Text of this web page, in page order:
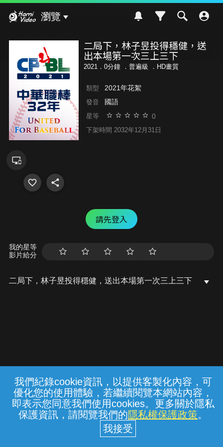
我們紀錄cookie資訊，以提供客製化內容，可
優化您的使用體驗，若繼續閱覽本網站內容，
即表示您同意我們使用cookies。更多關於隱私
保護資訊，請閱覽我們的隱私權保護政策。
瀏覽
二局下，林子昱投得穩健，送
出本場第一次三上三下
2021．0分鐘 ． 普遍級 ．HD畫質
類型 2021年花絮
發音 國語
星等 0
下架時間 2032年12月31日
請先登入
我的星等
影片給分
二局下，林子昱投得穩健，送出本場第一次三上三下
常見問題 線上客服 服務條款 隱私權保護
中華電信股份有限公司個人家庭分公司
(統一編號：96979949) © 2026
{{notifyMsg}}